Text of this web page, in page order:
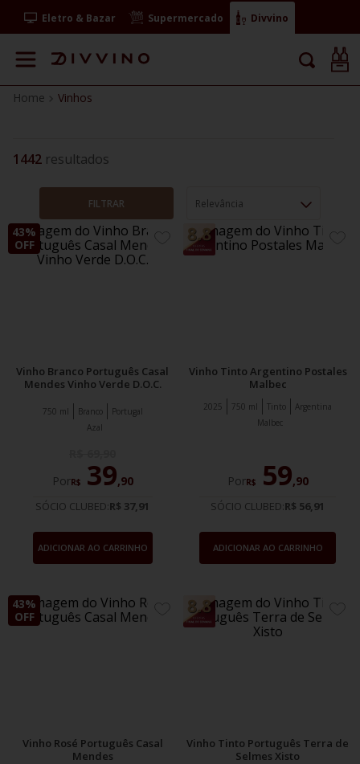
Eletro & Bazar Supermercado Divvino
Vinhos
1442
FILTRAR Relevância
43%
OFF
ADICIONE
FAVORITOS
Vinho Branco Português Casal
Mendes Vinho Verde D.O.C.
Branco Portugal
750 ml
Azal
PorR$ 39,90
SÓCIO CLUBED:R$ 37,91
ADICIONAR AO CARRINHO
Vinho Tinto Argentino Postales
Malbec
Tinto Argentina
2025
750 ml
Malbec
PorR$ 59,90
SÓCIO CLUBED:R$ 56,91
ADICIONAR AO CARRINHO
43%
OFF
ADICIONE
FAVORITOS
Vinho Rosé Português Casal
Mendes
Vinho Tinto Português Terra de
Selmes Xisto